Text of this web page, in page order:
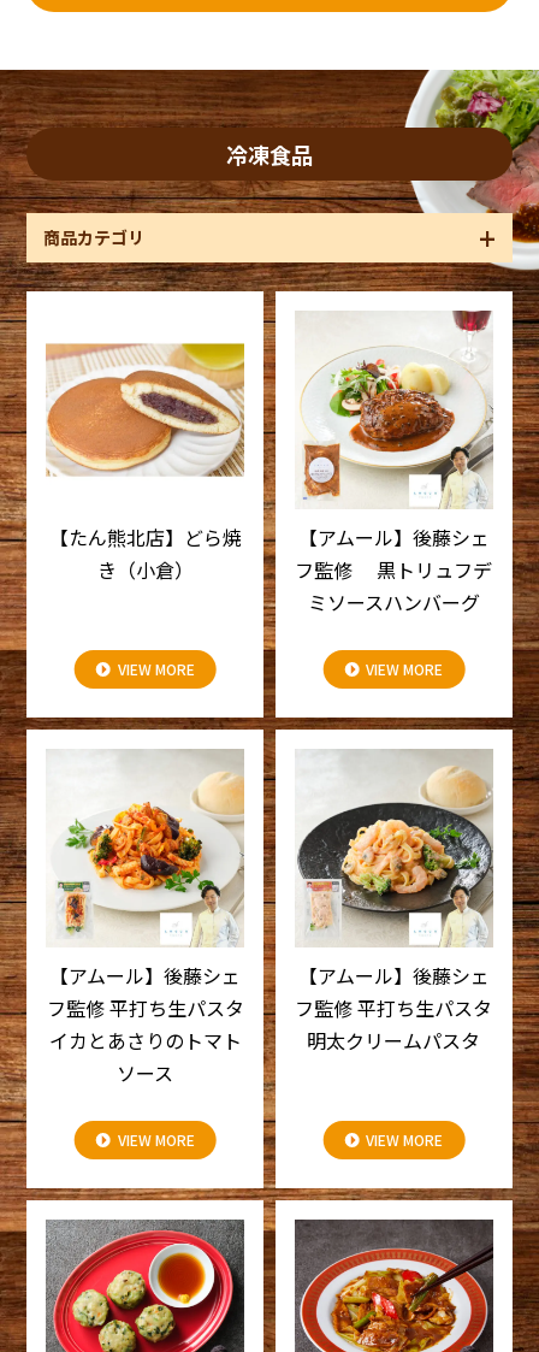
冷凍食品
商品カテゴリ
【たん熊北店】どら焼
き（小倉）
VIEW MORE
【アムール】後藤シェ
フ監修 黒トリュフデ
ミソースハンバーグ
VIEW MORE
【アムール】後藤シェ
フ監修 平打ち生パスタ
イカとあさりのトマト
ソース
VIEW MORE
【アムール】後藤シェ
フ監修 平打ち生パスタ
明太クリームパスタ
VIEW MORE